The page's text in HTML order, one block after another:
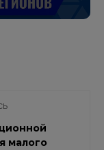
малого